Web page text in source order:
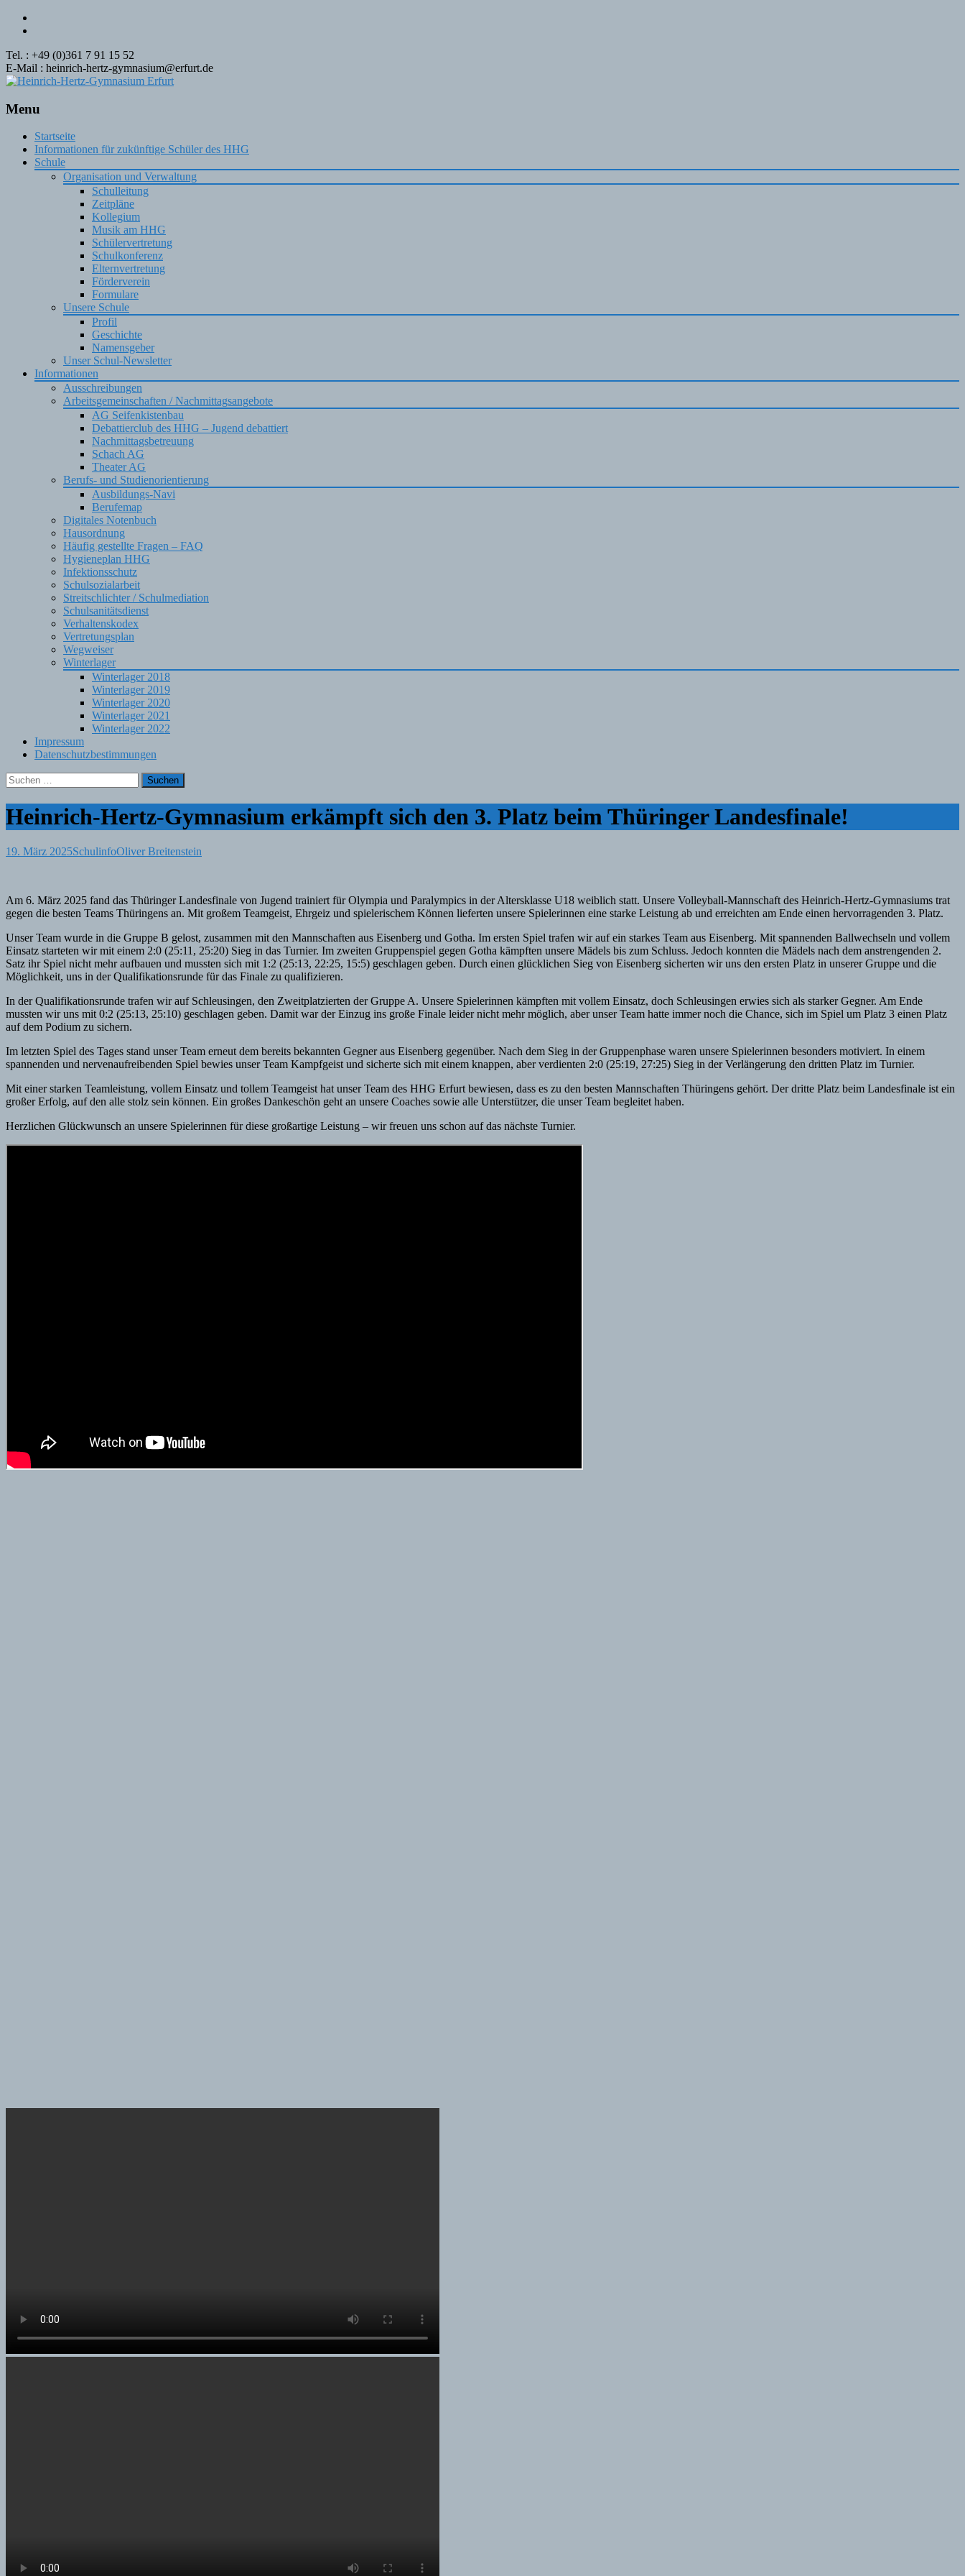
Tel. : +49 (0)361 7 91 15 52
E-Mail : heinrich-hertz-gymnasium@erfurt.de
Menu
Skip
content
Startseite
Informationen für zukünftige Schüler des HHG
Schule
Organisation und Verwaltung
Schulleitung
Zeitpläne
Kollegium
Musik am HHG
Schülervertretung
Schulkonferenz
Elternvertretung
Förderverein
Formulare
Unsere Schule
Profil
Geschichte
Namensgeber
Unser Schul-Newsletter
Informationen
Ausschreibungen
Arbeitsgemeinschaften / Nachmittagsangebote
AG Seifenkistenbau
Debattierclub des HHG – Jugend debattiert
Nachmittagsbetreuung
Schach AG
Theater AG
Berufs- und Studienorientierung
Ausbildungs-Navi
Berufemap
Digitales Notenbuch
Hausordnung
Häufig gestellte Fragen – FAQ
Hygieneplan HHG
Infektionsschutz
Schulsozialarbeit
Streitschlichter / Schulmediation
Schulsanitätsdienst
Verhaltenskodex
Vertretungsplan
Wegweiser
Winterlager
Winterlager 2018
Winterlager 2019
Winterlager 2020
Winterlager 2021
Winterlager 2022
Impressum
Datenschutzbestimmungen
Suchen
nach:
Heinrich-Hertz-Gymnasium erkämpft sich den 3. Platz beim Thüringer Landesfinale!
19. März 2025SchulinfoOliver Breitenstein
Am 6. März 2025 fand das Thüringer Landesfinale von Jugend trainiert für Olympia und Paralympics in der Altersklasse U18 weiblich statt. Unsere Volleyball-Mannschaft des Heinrich-Hertz-Gymnasiums trat
gegen die besten Teams Thüringens an. Mit großem Teamgeist, Ehrgeiz und spielerischem Können lieferten unsere Spielerinnen eine starke Leistung ab und erreichten am Ende einen hervorragenden 3. Platz.
Unser Team wurde in die Gruppe B gelost, zusammen mit den Mannschaften aus Eisenberg und Gotha. Im ersten Spiel trafen wir auf ein starkes Team aus Eisenberg. Mit spannenden Ballwechseln und vollem
Einsatz starteten wir mit einem 2:0 (25:11, 25:20) Sieg in das Turnier. Im zweiten Gruppenspiel gegen Gotha kämpften unsere Mädels bis zum Schluss. Jedoch konnten die Mädels nach dem anstrengenden 2.
Satz ihr Spiel nicht mehr aufbauen und mussten sich mit 1:2 (25:13, 22:25, 15:5) geschlagen geben. Durch einen glücklichen Sieg von Eisenberg sicherten wir uns den ersten Platz in unserer Gruppe und die
Möglichkeit, uns in der Qualifikationsrunde für das Finale zu qualifizieren.
In der Qualifikationsrunde trafen wir auf Schleusingen, den Zweitplatzierten der Gruppe A. Unsere Spielerinnen kämpften mit vollem Einsatz, doch Schleusingen erwies sich als starker Gegner. Am Ende
mussten wir uns mit 0:2 (25:13, 25:10) geschlagen geben. Damit war der Einzug ins große Finale leider nicht mehr möglich, aber unser Team hatte immer noch die Chance, sich im Spiel um Platz 3 einen Platz
auf dem Podium zu sichern.
Im letzten Spiel des Tages stand unser Team erneut dem bereits bekannten Gegner aus Eisenberg gegenüber. Nach dem Sieg in der Gruppenphase waren unsere Spielerinnen besonders motiviert. In einem
spannenden und nervenaufreibenden Spiel bewies unser Team Kampfgeist und sicherte sich mit einem knappen, aber verdienten 2:0 (25:19, 27:25) Sieg in der Verlängerung den dritten Platz im Turnier.
Mit einer starken Teamleistung, vollem Einsatz und tollem Teamgeist hat unser Team des HHG Erfurt bewiesen, dass es zu den besten Mannschaften Thüringens gehört. Der dritte Platz beim Landesfinale ist ein
großer Erfolg, auf den alle stolz sein können. Ein großes Dankeschön geht an unsere Coaches sowie alle Unterstützer, die unser Team begleitet haben.
Herzlichen Glückwunsch an unsere Spielerinnen für diese großartige Leistung – wir freuen uns schon auf das nächste Turnier.